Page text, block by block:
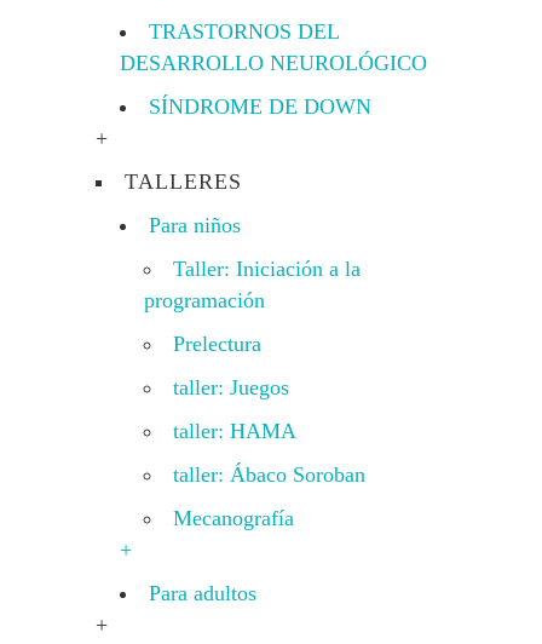
TRASTORNOS DEL
DESARROLLO NEUROLÓGICO
SÍNDROME DE DOWN
+
TALLERES
Para niños
Taller: Iniciación a la
programación
Prelectura
taller: Juegos
taller: HAMA
taller: Ábaco Soroban
Mecanografía
+
Para adultos
+